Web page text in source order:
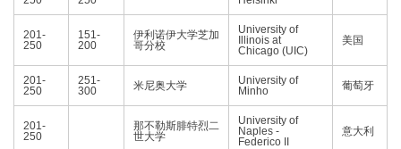
201-
250
151-
200
伊利诺伊大学芝加
哥分校
University of
Illinois at
Chicago (UIC)
美国
201-
250
251-
300
米尼奥大学
University of
Minho
葡萄牙
201-
250
那不勒斯腓特烈二
世大学
University of
Naples -
Federico II
意大利